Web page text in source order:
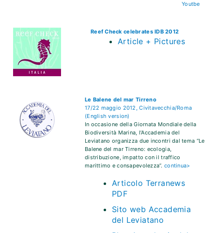
Youtbe
Reef Check celebrates IDB 2012
Article + Pictures
Le Balene del mar Tirreno
17/22 maggio 2012, Civitavecchia/Roma
(English version)
In occasione della Giornata Mondiale della
Biodiversità Marina, l’Accademia del
Leviatano organizza due incontri dal tema “Le
Balene del mar Tirreno: ecologia,
distribuzione, impatto con il traffico
marittimo e consapevolezza”. continua>
Articolo Terranews
PDF
Sito web Accademia
del Leviatano